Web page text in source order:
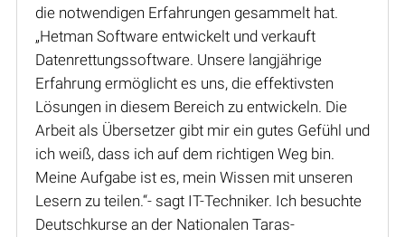
die notwendigen Erfahrungen gesammelt hat.
„Hetman Software entwickelt und verkauft
Datenrettungssoftware. Unsere langjährige
Erfahrung ermöglicht es uns, die effektivsten
Lösungen in diesem Bereich zu entwickeln. Die
Arbeit als Übersetzer gibt mir ein gutes Gefühl und
ich weiß, dass ich auf dem richtigen Weg bin.
Meine Aufgabe ist es, mein Wissen mit unseren
Lesern zu teilen.“- sagt IT-Techniker. Ich besuchte
Deutschkurse an der Nationalen Taras-